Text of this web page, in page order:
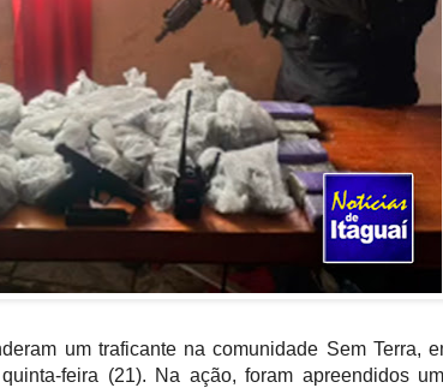
um traficante na comunidade Sem Terra,
feira (21). Na ação, foram apreendidos